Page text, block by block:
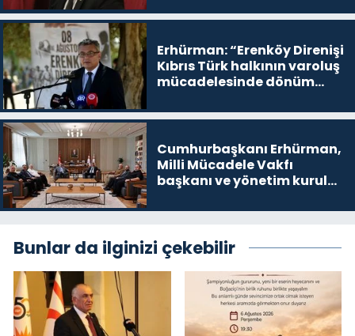
devam edeceğim’ dediği
Erhürman: “Erenköy Direnişi
Kıbrıs Türk halkının varoluş
mücadelesinde dönüm
Cumhurbaşkanı Erhürman,
Milli Mücadele Vakfı
başkanı ve yönetim kurulu
Bunlar da ilginizi çekebilir